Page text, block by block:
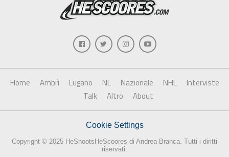
Home Ambrì Lugano NL Nazionale NHL
Interviste
Talk
Altro About
Cookie Settings
Copyright © 2025 HeShootsHeScoores di Andrea Branca. Tutti i diritti
riservati.